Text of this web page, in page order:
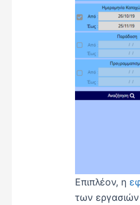
Επιπλέον, η
των